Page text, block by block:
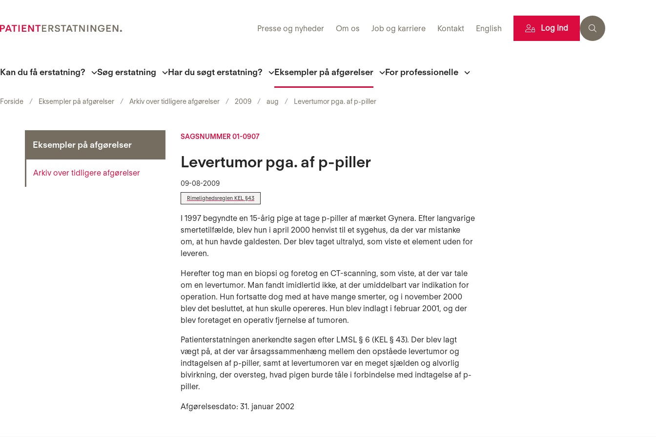
Presse og nyheder Om os Job og karriere Kontakt English Log ind
Kan du få erstatning? Søg erstatning Har du søgt erstatning? Eksempler på afgørelser For professionelle
Forside Eksempler på afgørelser Arkiv over tidligere afgørelser 2009 aug Levertumor pga. af p-piller
Eksempler på afgørelser
Arkiv over tidligere afgørelser
SAGSNUMMER 01-0907
Levertumor pga. af p-piller
09-08-2009
Rimelighedsreglen KEL §43
I 1997 begyndte en 15-årig pige at tage p-piller af mærket Gynera. Efter langvarige
smertetilfælde, blev hun i april 2000 henvist til et sygehus, da der var mistanke
om, at hun havde galdesten. Der blev taget ultralyd, som viste et element uden for
leveren.
Herefter tog man en biopsi og foretog en CT-scanning, som viste, at der var tale
om en levertumor. Man fandt imidlertid ikke, at der umiddelbart var indikation for
operation. Hun fortsatte dog med at have mange smerter, og i november 2000
blev det besluttet, at hun skulle opereres. Hun blev indlagt i februar 2001, og der
blev foretaget en operativ fjernelse af tumoren.
Patienterstatningen anerkendte sagen efter LMSL § 6 (KEL § 43). Der blev lagt
vægt på, at der var årsagssammenhæng mellem den opståede levertumor og
indtagelsen af p-piller, samt at levertumoren var en meget sjælden og alvorlig
bivirkning, der oversteg, hvad pigen burde tåle i forbindelse med indtagelse af p-
piller.
Afgørelsesdato: 31. januar 2002